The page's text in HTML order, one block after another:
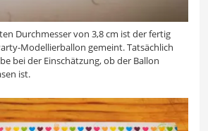
Durchmesser von 3,8 cm ist der fertig
Modellierballon gemeint. Tatsächlich
bei der Einschätzung, ob der Ballon
ist.